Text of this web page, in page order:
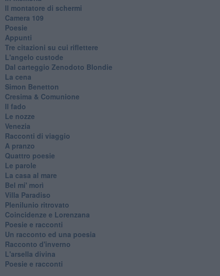
Il montatore di schermi
Camera 109
Poesie
Appunti
Tre citazioni su cui riflettere
L'angelo custode
Dal carteggio Zenodoto Blondie
La cena
Simon Benetton
Cresima & Comunione
Il fado
Le nozze
Venezia
Racconti di viaggio
A pranzo
Quattro poesie
Le parole
La casa al mare
Bel mi' morì
Villa Paradiso
Plenilunio ritrovato
Coincidenze e Lorenzana
Poesie e racconti
Un racconto ed una poesia
Racconto d'inverno
​L'arsella divina
Poesie e racconti